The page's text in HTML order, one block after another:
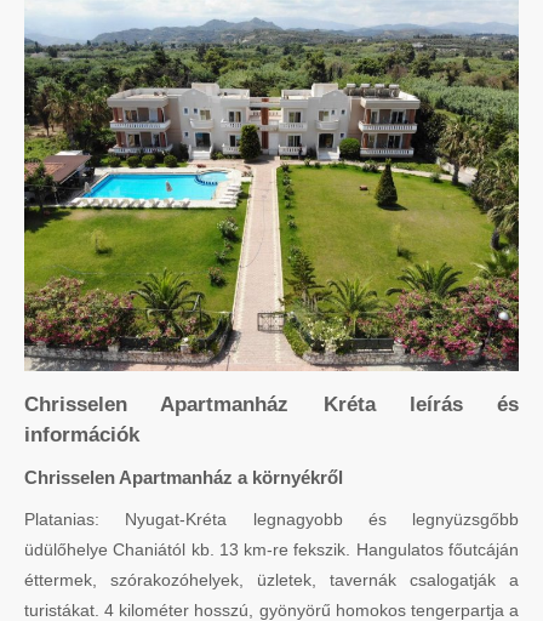
Chrisselen Apartmanház Kréta leírás és
információk
Chrisselen Apartmanház a környékről
Platanias: Nyugat-Kréta legnagyobb és legnyüzsgőbb
üdülőhelye Chaniától kb. 13 km-re fekszik. Hangulatos főutcáján
éttermek, szórakozóhelyek, üzletek, tavernák csalogatják a
turistákat. 4 kilométer hosszú, gyönyörű homokos tengerpartja a